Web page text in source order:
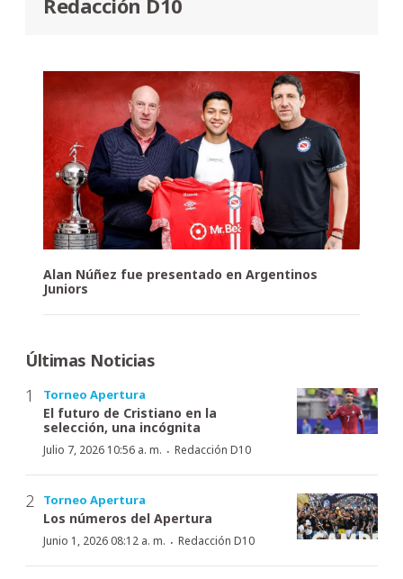
Alan Núñez fue presentado en Argentinos
Juniors
Últimas Noticias
Torneo Apertura
El futuro de Cristiano en la
selección, una incógnita
Julio 7, 2026 10:56 a. m. · Redacción D10
Torneo Apertura
Los números del Apertura
Junio 1, 2026 08:12 a. m. · Redacción D10